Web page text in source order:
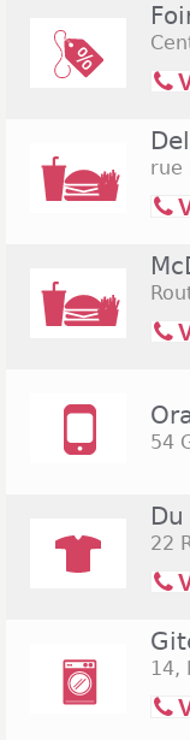
rue
54
22
14,